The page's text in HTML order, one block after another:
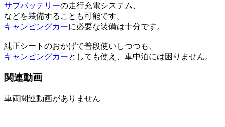
サブバッテリーの走行充電システム、
などを装備することも可能です。
キャンピングカーに必要な装備は十分です。
純正シートのおかげで普段使いしつつも、
キャンピングカーとしても使え、車中泊には困りません。
関連動画
車両関連動画がありません